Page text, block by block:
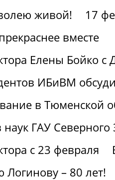
живой!
17
вместе
Елены Бойко с
ИБиВМ
в Тюменской
наук ГАУ
с 23 февраля
– 80 лет!